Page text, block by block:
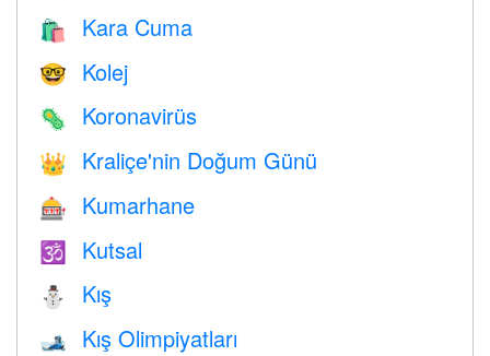
🛍 Kara Cuma
🤓 Kolej
🦠 Koronavirüs
👑 Kraliçe'nin Doğum Günü
🎰 Kumarhane
🕉 Kutsal
⛄ Kış
🎿 Kış Olimpiyatları